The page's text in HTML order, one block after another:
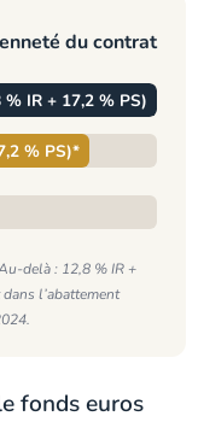
du contrat
IR + 17,2 % PS)
% PS)*
delà : 12,8 % IR +
l’abattement
fonds euros